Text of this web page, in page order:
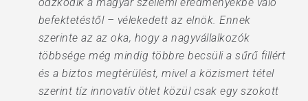
befektetéstől – vélekedett az elnök. Ennek
szerinte az az oka, hogy a nagyvállalkozók
többsége még mindig többre becsüli a sűrű fillért
és a biztos megtérülést, mivel a közismert tétel
szerint tíz innovatív ötlet közül csak egy szokott